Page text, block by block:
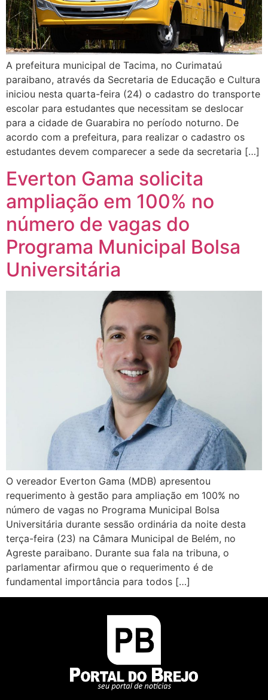
A prefeitura municipal de Tacima, no Curimataú
paraibano, através da Secretaria de Educação e Cultura
iniciou nesta quarta-feira (24) o cadastro do transporte
escolar para estudantes que necessitam se deslocar
para a cidade de Guarabira no período noturno. De
acordo com a prefeitura, para realizar o cadastro os
estudantes devem comparecer a sede da secretaria […]
Everton Gama solicita
ampliação em 100% no
número de vagas do
Programa Municipal Bolsa
Universitária
O vereador Everton Gama (MDB) apresentou
requerimento à gestão para ampliação em 100% no
número de vagas no Programa Municipal Bolsa
Universitária durante sessão ordinária da noite desta
terça-feira (23) na Câmara Municipal de Belém, no
Agreste paraibano. Durante sua fala na tribuna, o
parlamentar afirmou que o requerimento é de
fundamental importância para todos […]